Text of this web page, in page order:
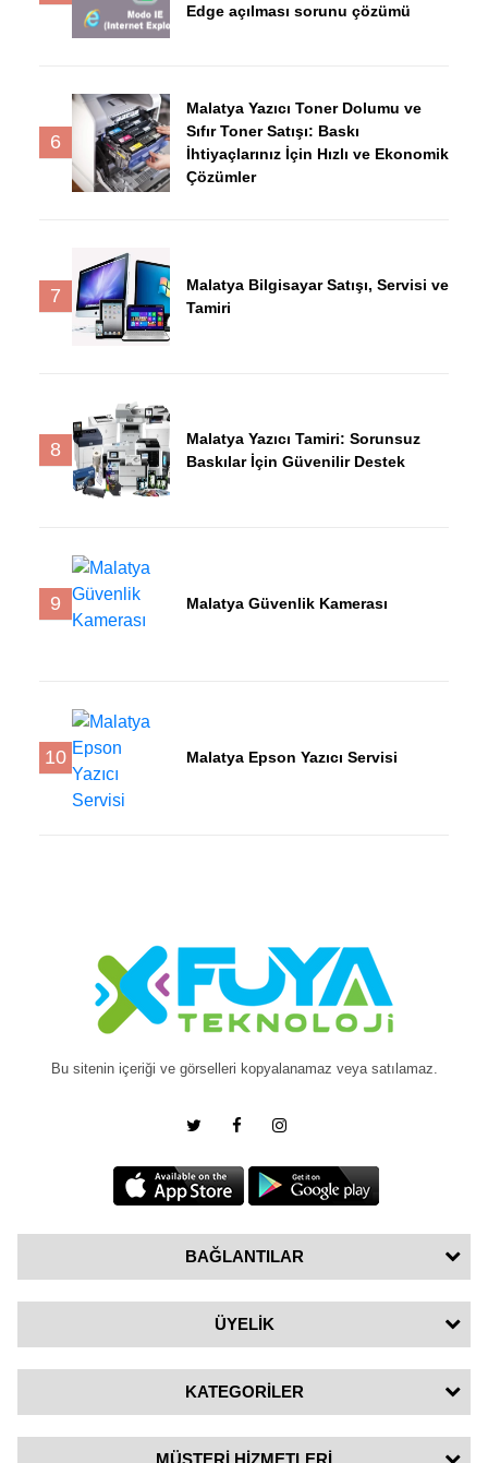
Edge açılması sorunu çözümü
6
Malatya Yazıcı Toner Dolumu ve
Sıfır Toner Satışı: Baskı
İhtiyaçlarınız İçin Hızlı ve Ekonomik
Çözümler
7
Malatya Bilgisayar Satışı, Servisi ve
Tamiri
8
Malatya Yazıcı Tamiri: Sorunsuz
Baskılar İçin Güvenilir Destek
9 Malatya Güvenlik Kamerası
10 Malatya Epson Yazıcı Servisi
Bu sitenin içeriği ve görselleri kopyalanamaz veya satılamaz.
BAĞLANTILAR
ÜYELİK
KATEGORİLER
MÜŞTERİ HİZMETLERİ